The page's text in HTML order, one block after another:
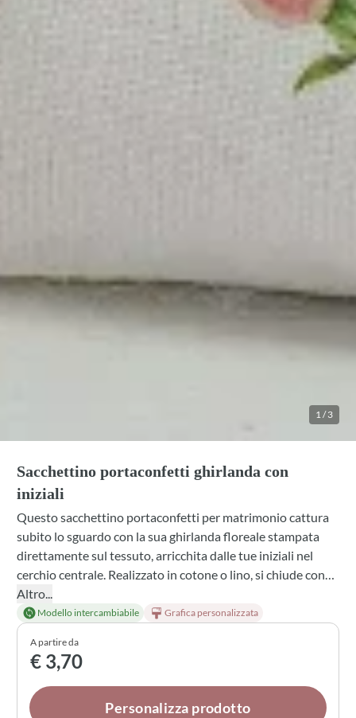
1 /3
Sacchettino portaconfetti ghirlanda con
iniziali
Questo sacchettino portaconfetti per matrimonio cattura
subito lo sguardo con la sua ghirlanda floreale stampata
direttamente sul tessuto, arricchita dalle tue iniziali nel
cerchio centrale. Realizzato in cotone o lino, si chiude con
un delicato fiocco in nastro e tulle bianco, perfetto per
accogliere confetti e una profumazione a scelta. Ogni
dettaglio è pensato per rendere speciale il tuo giorno,
trasformando una semplice bomboniera in un ricordo
personalizzato che i tuoi ospiti conserveranno con piacere.
Altro...
Modello intercambiabile Grafica personalizzata
A partire da
€ 3,70
Personalizza prodotto